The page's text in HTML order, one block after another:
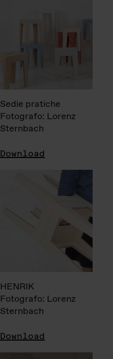
Sedie pratiche
Fotografo: Lorenz
Sternbach
Download
HENRIK
Fotografo: Lorenz
Sternbach
Download